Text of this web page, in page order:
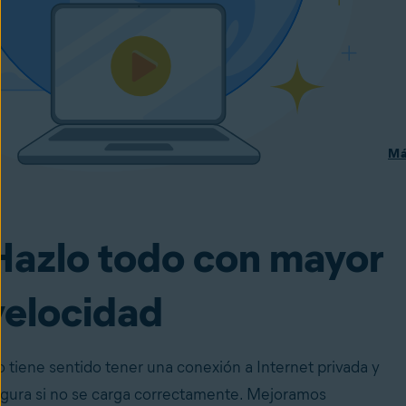
todo con mayor
tiene sentido tener una conexión a Internet privada y
si no se carga correctamente. Mejoramos